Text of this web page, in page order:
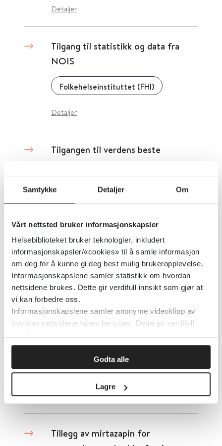
Samtykke Detaljer Om
Vårt nettsted bruker informasjonskapsler
Helsebiblioteket bruker teknologier, inkludert
informasjonskapsler/«cookies» til å samle informasjon
om deg for å kunne gi deg best mulig brukeropplevelse.
Informasjonskapslene samler statistikk om hvordan
nettsidene brukes. Dette gir verdifull innsikt som gjør at
vi kan forbedre oss.
Informasjonskapslene samler anonyme videoklipp av
hvordan nettsidene våres benyttes. Dette gir verdifull
Godta alle
Lagre
Detaljer
Tilgang til statistikk og data fra
NOIS
Folkehelseinstituttet (FHI)
Detaljer
Tilgangen til verdens beste
Hva tenker du på, Høie?
2020
Detaljer
Tilgrensende fag
Tilknytningsforstyrrelser. I:
Veileder for barne- og
ungdomspsykiatri
Norsk barne- og ungdomspsykiatrisk forening 2019
Detaljer
Tillegg av mirtazapin for